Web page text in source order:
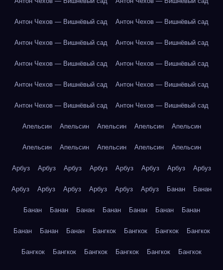
Антон Чехов — Вишнёвый сад Антон Чехов — Вишнёвый сад
Антон Чехов — Вишнёвый сад Антон Чехов — Вишнёвый сад
Антон Чехов — Вишнёвый сад Антон Чехов — Вишнёвый сад
Антон Чехов — Вишнёвый сад Антон Чехов — Вишнёвый сад
Антон Чехов — Вишнёвый сад Антон Чехов — Вишнёвый сад
Апельсин Апельсин Апельсин Апельсин Апельсин
Апельсин Апельсин Апельсин Апельсин Апельсин
Арбуз Арбуз Арбуз Арбуз Арбуз Арбуз Арбуз Арбуз
Арбуз Арбуз Арбуз Арбуз Арбуз Арбуз Банан Банан
Банан Банан Банан Банан Банан Банан Банан
Банан Банан Банан Бангкок Бангкок Бангкок Бангкок
Бангкок Бангкок Бангкок Бангкок Бангкок Бангкок